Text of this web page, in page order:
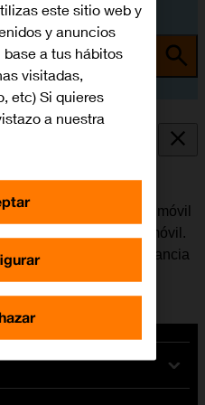
de datos
se puede limitar,
Haciendo esto el móvil
a través de la red móvil.
Wi-Fi aunque la itinerancia
este sitio web y
y anuncios
a tus hábitos
visitadas,
etc) Si quieres
a nuestra